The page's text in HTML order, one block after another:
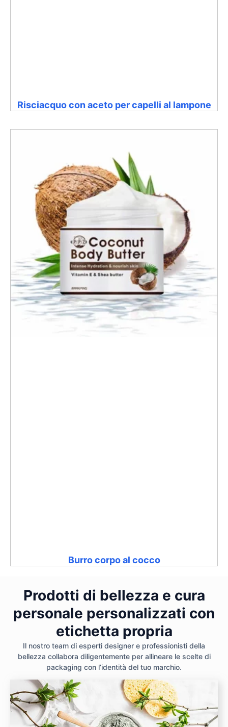
Risciacquo con aceto per capelli al lampone
Burro corpo al cocco
Prodotti di bellezza e cura
personale personalizzati con
etichetta propria
Il nostro team di esperti designer e professionisti della
bellezza collabora diligentemente per allineare le scelte di
packaging con l’identità del tuo marchio.